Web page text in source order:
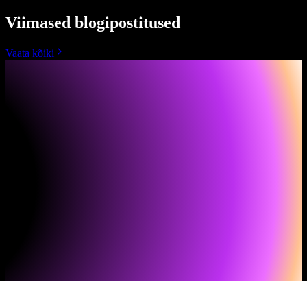
Viimased blogipostitused
Vaata kõiki